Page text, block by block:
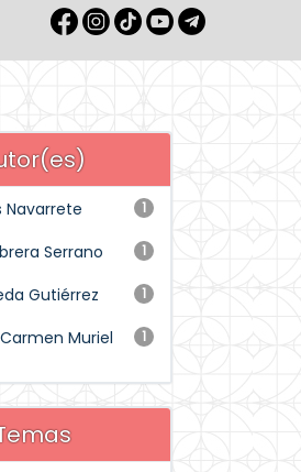
1
Navarrete
1
Serrano
1
Gutiérrez
1
Muriel